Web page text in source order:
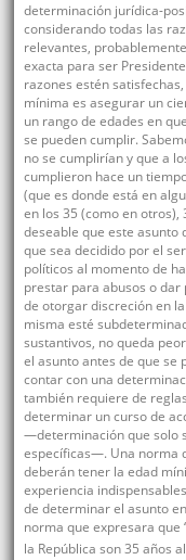
determinación jurídica-
considerando todas las
relevantes,
exacta para ser
razones estén
mínima es asegurar un
un rango de edades en
se pueden cumplir.
no se cumplirían y que a
cumplieron hace un
(que es donde está en
en los 35 (como en otros),
deseable que este
que sea decidido por el
políticos al momento de
prestar para abusos o dar
de otorgar discreción en
misma esté
sustantivos, no queda
el asunto antes de que se
contar con una
también requiere de
determinar un curso de
—determinación que solo
específicas—. Una norma
deberán tener la edad
experiencia
de determinar el asunto
norma que expresara que
la República son 35 años